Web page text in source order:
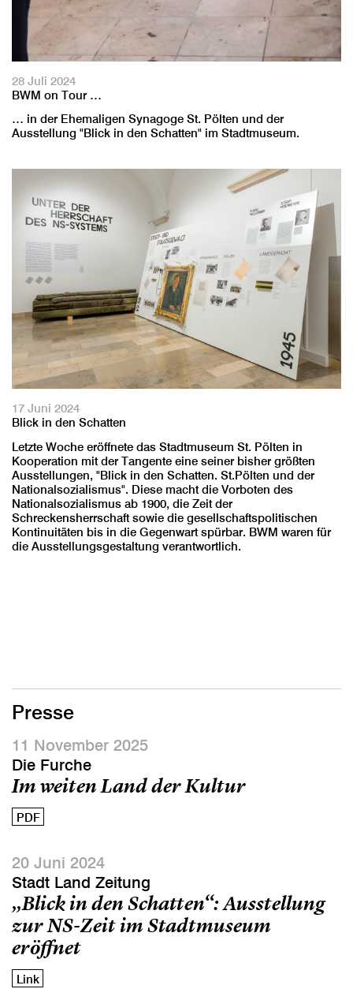
28 Juli 2024
BWM on Tour …
… in der Ehemaligen Synagoge St. Pölten und der
Ausstellung "Blick in den Schatten" im Stadtmuseum.
17 Juni 2024
Blick in den Schatten
Letzte Woche eröffnete das Stadtmuseum St. Pölten in
Kooperation mit der Tangente eine seiner bisher größten
Ausstellungen, "Blick in den Schatten. St.Pölten und der
Nationalsozialismus". Diese macht die Vorboten des
Nationalsozialismus ab 1900, die Zeit der
Schreckensherrschaft sowie die gesellschaftspolitischen
Kontinuitäten bis in die Gegenwart spürbar. BWM waren für
die Ausstellungsgestaltung verantwortlich.
Presse
11 November 2025
Die Furche
Im weiten Land der Kultur
PDF
20 Juni 2024
Stadt Land Zeitung
„Blick in den Schatten“: Ausstellung
zur NS-Zeit im Stadtmuseum
eröffnet
Link